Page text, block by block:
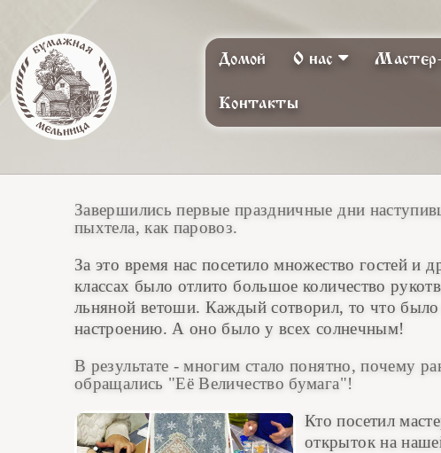
Домой О нас
Контакты
Завершились первые праздничные дни
пыхтела, как паровоз.
За это время нас посетило множество гостей и
классах было отлито большое количество
льняной ветоши. Каждый сотворил, то что было
настроению. А оно было у всех солнечным!
В результате - многим стало понятно, почему
обращались "Её Величество бумага"!
Кто посетил
открыток на